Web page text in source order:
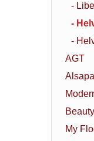
-
-
-
AGT
My